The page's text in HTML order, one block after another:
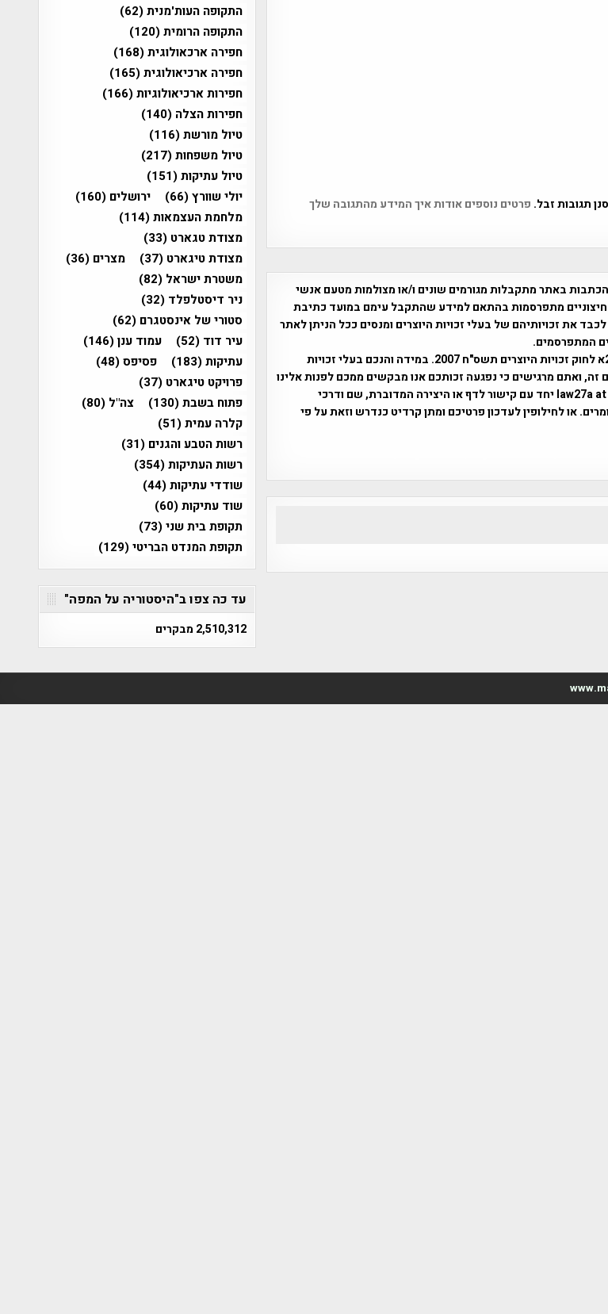
פרטים נוספים אודות איך המידע מהתגובה שלך
באתר מתקבלות מגורמים שונים ו/או מצולמות מטעם אנשי
מתפרסמות בהתאם למידע שהתקבל עימם במועד כתיבת
את זכויותיהם של בעלי זכויות היוצרים ומנסים ככל הניתן לאתר
המתפרסמים.
השימוש נעשה על פי עדכון 5 לסעיף 27א לחוק זכויות היוצרים תשס"ח 2007. במידה והנכם בעלי זכויות
זה, ואתם מרגישים כי נפגעה זכותכם אנו מבקשים ממכם לפנות אלינו
באמצעות דואר אלקטרוני law27a at mapah.co.il יחד עם קישור לדף או היצירה המדוברת, שם ודרכי
או לחילופין לעדכון פרטיכם ומתן קרדיט כנדרש וזאת על פי
התקופה העות'מנית(62)
התקופה הרומית(120)
חפירה ארכאולוגית(168)
חפירה ארכיאולוגית(165)
חפירות ארכיאולוגיות(166)
חפירות הצלה (140)
טיול מורשת(116)
טיול משפחות(217)
טיול עתיקות(151)
יולי שוורץ(66) ירושלים (160)
מלחמת העצמאות(114)
מצודת טגארט (33)
מצודת טיגארט (37) מצרים (36)
משטרת ישראל (82)
ניר דיסטלפלד (32)
סטורי של אינסטגרם (62)
עיר דוד (52) עמוד ענן(146)
עתיקות(183) פסיפס(48)
פרויקט טיגארט (37)
פתוח בשבת(130) צה"ל (80)
קלרה עמית(51)
רשות הטבע והגנים (31)
רשות העתיקות(354)
שודדי עתיקות(44)
שוד עתיקות(60)
תקופת בית שני(73)
תקופת המנדט הבריטי(129)
עד כה צפו ב"היסטוריה על המפה"
2,510,312 מבקרים